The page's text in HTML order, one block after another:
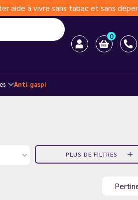
aide à vivre sans tabac et sans
0
Anti-gaspi
PLUS DE FILTRES